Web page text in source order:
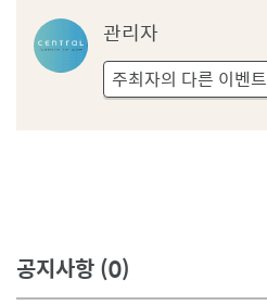
관
리
자
관리자
주최자의 다른 이벤트
공지사항(0)